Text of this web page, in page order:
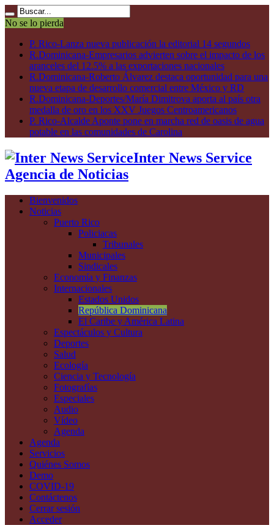
No se lo pierda
P. Rico-Lanza nueva publicación la editorial 14 segundos
R.Dominicana-Empresarios advierten sobre el impacto de los
aranceles del 12.5% a las exportaciones nacionales
R.Dominicana-Roberto Álvarez destaca oportunidad para una
nueva etapa de desarrollo comercial entre México y RD
R.Dominicana-Deportes/María Dimitrova aporta al país otra
medalla de oro en los XXV Juegos Centroamericanos
P. Rico-Alcalde Aponte pone en marcha red de oasis de agua
potable en las comunidades de Carolina
Inter News Service
Agencia de Noticias
Bienvenidos
Noticias
Puerto Rico
Policiacas
Tribunales
Municipales
Sindicales
Economía y Finanzas
Internacionales
Estados Unidos
República Dominicana
El Caribe y América Latina
Espectáculos y Cultura
Deportes
Salud
Ecología
Ciencia y Tecnología
Fotografías
Especiales
Audio
Vídeo
Agenda
Agenda
Servicios
Quiénes Somos
Demo
COVID-19
Contáctenos
Cerrar sesión
Acceder